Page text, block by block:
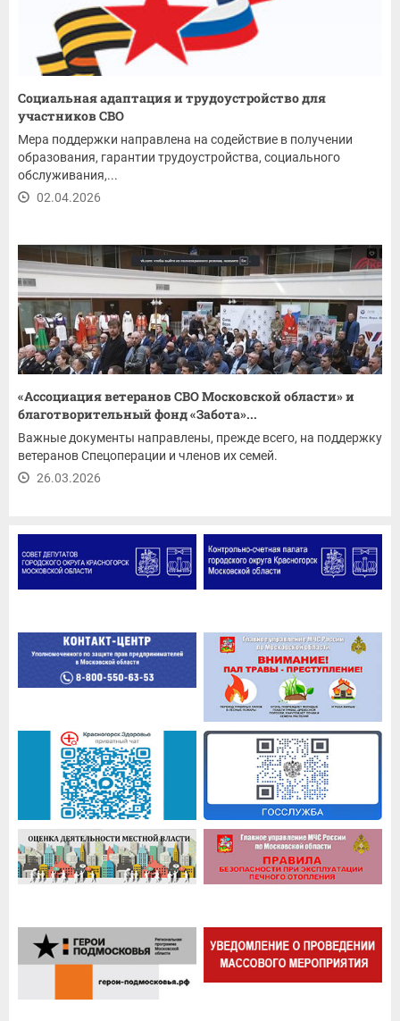
Социальная адаптация и трудоустройство для
участников СВО
Мера поддержки направлена на содействие в получении
образования, гарантии трудоустройства, социального
обслуживания,...
02.04.2026
«Ассоциация ветеранов СВО Московской области» и
благотворительный фонд «Забота»...
Важные документы направлены, прежде всего, на поддержку
ветеранов Спецоперации и членов их семей.
26.03.2026